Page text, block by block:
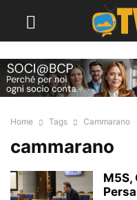
Home Tags Cammarano
cammarano
M5S,